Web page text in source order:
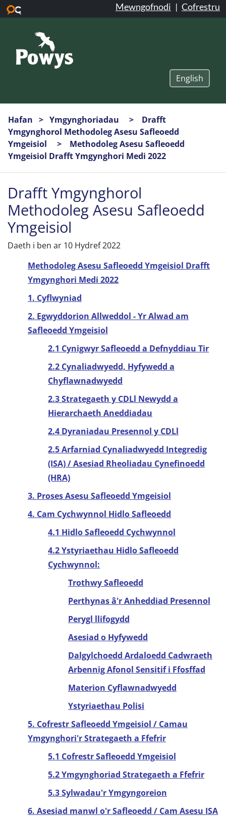
Mewngofnodi | Cofrestru
English
Hafan Ymgynghoriadau
Drafft
Ymgynghorol Methodoleg Asesu Safleoedd
Ymgeisiol
Methodoleg Asesu Safleoedd
Ymgeisiol Drafft Ymgynghori Medi 2022
Drafft Ymgynghorol
Methodoleg Asesu Safleoedd
Ymgeisiol
Daeth i ben ar 10 Hydref 2022
Methodoleg Asesu Safleoedd Ymgeisiol Drafft
Ymgynghori Medi 2022
1. Cyflwyniad
2. Egwyddorion Allweddol - Yr Alwad am
Safleoedd Ymgeisiol
2.1 Cynigwyr Safleoedd a Defnyddiau Tir
2.2 Cynaliadwyedd, Hyfywedd a
Chyflawnadwyedd
2.3 Strategaeth y CDLl Newydd a
Hierarchaeth Aneddiadau
2.4 Dyraniadau Presennol y CDLl
2.5 Arfarniad Cynaliadwyedd Integredig
(ISA) / Asesiad Rheoliadau Cynefinoedd
(HRA)
3. Proses Asesu Safleoedd Ymgeisiol
4. Cam Cychwynnol Hidlo Safleoedd
4.1 Hidlo Safleoedd Cychwynnol
4.2 Ystyriaethau Hidlo Safleoedd
Cychwynnol:
Trothwy Safleoedd
Perthynas â'r Anheddiad Presennol
Perygl llifogydd
Asesiad o Hyfywedd
Dalgylchoedd Ardaloedd Cadwraeth
Arbennig Afonol Sensitif i Ffosffad
Materion Cyflawnadwyedd
Ystyriaethau Polisi
5. Cofrestr Safleoedd Ymgeisiol / Camau
Ymgynghori'r Strategaeth a Ffefrir
5.1 Cofrestr Safleoedd Ymgeisiol
5.2 Ymgynghoriad Strategaeth a Ffefrir
5.3 Sylwadau'r Ymgyngoreion
6. Asesiad manwl o'r Safleoedd / Cam Asesu ISA